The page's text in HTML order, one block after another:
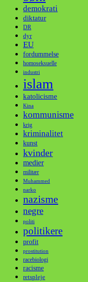
demokrati
diktatur
DR
dyr
EU
fordummelse
homoseksuelle
industri
islam
katolicisme
Kina
kommunisme
krig
kriminalitet
kunst
kvinder
medier
militær
Muhammed
narko
nazisme
negre
politi
politikere
profit
prostitution
racebiologi
racisme
retspleje